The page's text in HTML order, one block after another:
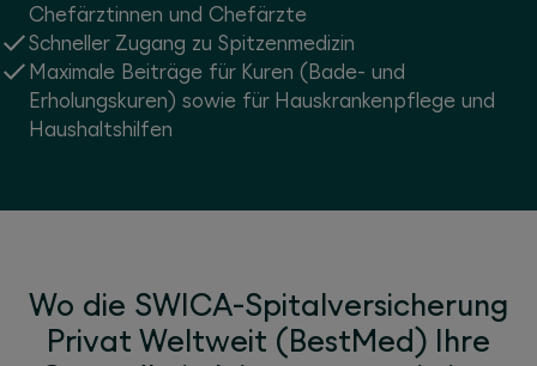
Chefärztinnen und Chefärzte
Schneller Zugang zu Spitzenmedizin
Maximale Beiträge für Kuren (Bade- und
Erholungskuren) sowie für Hauskrankenpflege und
Haushaltshilfen
Wo die SWICA-Spitalversicherung
Privat Weltweit (BestMed) Ihre